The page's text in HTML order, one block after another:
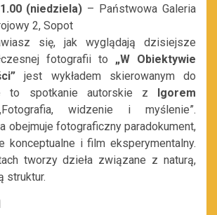
(niedziela) – Państwowa Galeria
2, Sopot
się, jak wyglądają dzisiejsze
fotografii to „W Obiektywie
jest wykładem skierowanym do
to spotkanie autorskie z
Igorem
widzenie i myślenie”.
obejmuje fotograficzny paradokument,
konceptualne i film eksperymentalny.
tworzy dzieła związane z naturą,
struktur.